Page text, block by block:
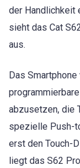
der Handlichkeit
sieht das Cat
aus.
Das
abzusetzen, die
spezielle Push-
erst den Touch-
liegt das S62